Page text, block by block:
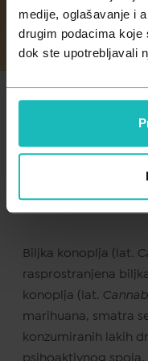
medije, oglašavanje i
drugim podacima
dok ste upotrebljavali
Zdravlje muškarca
Zdravlje žene
Minerali
Probiotici i prebiotici
Biljka konoplja (lat.
rasprostranjena
konoplja (lat.
marihuana, smatra
konzumiranih lakih
psihoaktivnog spoja,